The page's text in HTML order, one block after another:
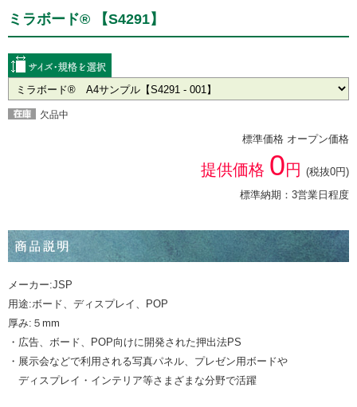
ミラボード® 【S4291】
欠品中
標準価格 オープン価格
提供価格 0円 (税抜0円)
標準納期：3営業日程度
メーカー:JSP
用途:ボード、ディスプレイ、POP
厚み:５mm
・広告、ボード、POP向けに開発された押出法PS
・展示会などで利用される写真パネル、プレゼン用ボードや
ディスプレイ・インテリア等さまざまな分野で活躍